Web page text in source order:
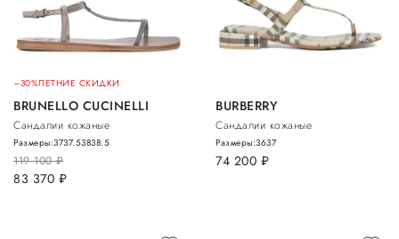
–30%ЛЕТНИЕ СКИДКИ
BRUNELLO CUCINELLI
Сандалии кожаные
119 100руб.
83 370 руб.
Размеры:3737.53838.5
BURBERRY
Сандалии кожаные
74 200 руб.
Размеры:3637